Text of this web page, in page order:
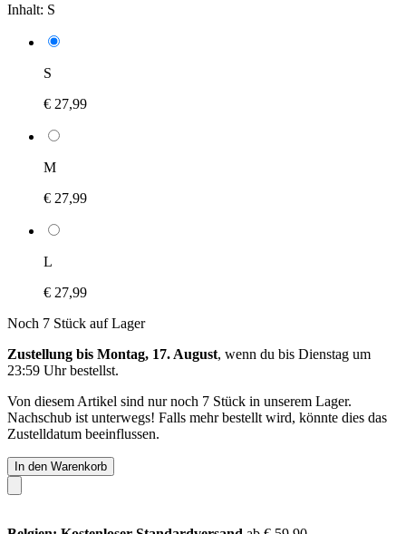
Inhalt: S
S
€ 27,99
M
€ 27,99
L
€ 27,99
Noch 7 Stück auf Lager
Zustellung bis Montag, 17. August, wenn du bis Dienstag um
23:59 Uhrbestellst.
Von diesem Artikel sind nur noch 7 Stück in unserem Lager.
Nachschub ist unterwegs! Falls mehr bestellt wird, könnte dies das
Zustelldatum beeinflussen.
In den Warenkorb